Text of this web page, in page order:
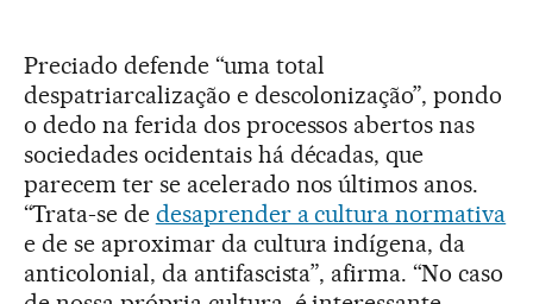
Preciado defende “uma total
despatriarcalização e descolonização”, pondo
o dedo na ferida dos processos abertos nas
sociedades ocidentais há décadas, que
parecem ter se acelerado nos últimos anos.
“Trata-se de desaprender a cultura normativa
e de se aproximar da cultura indígena, da
anticolonial, da antifascista”, afirma. “No caso